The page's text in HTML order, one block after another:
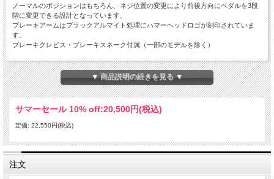
ノーマルのポジションはもちろん、ネジ位置の変更により前後方向にペダルを3段
階に変更できる設計となっています。
ブレーキアームはブラックアルマイト処理にハマーヘッドロゴが刻印されていま
す。
ブレーキクレビス・ブレーキスネーク付属（一部のモデルを除く）
全てのティップ（チタンを除く）は6061アルミを削り出しにて製作の上、高強度
アルマイト済み。
3種類から選べるティップは、ライダーのニーズに合わせ変更が可能。
ラージアルミティップ：
固定式のラージアルミティップは、純正のティップに比べて大型化されることによ
ステンレス製のイモネジの調整により垂直方向の調整に対応。
ローテティングティップ：
▼ 商品説明の続きを見る ▼
サマーセール 10% off:20,500円(税込)
定価: 22,550円(税込)
注文